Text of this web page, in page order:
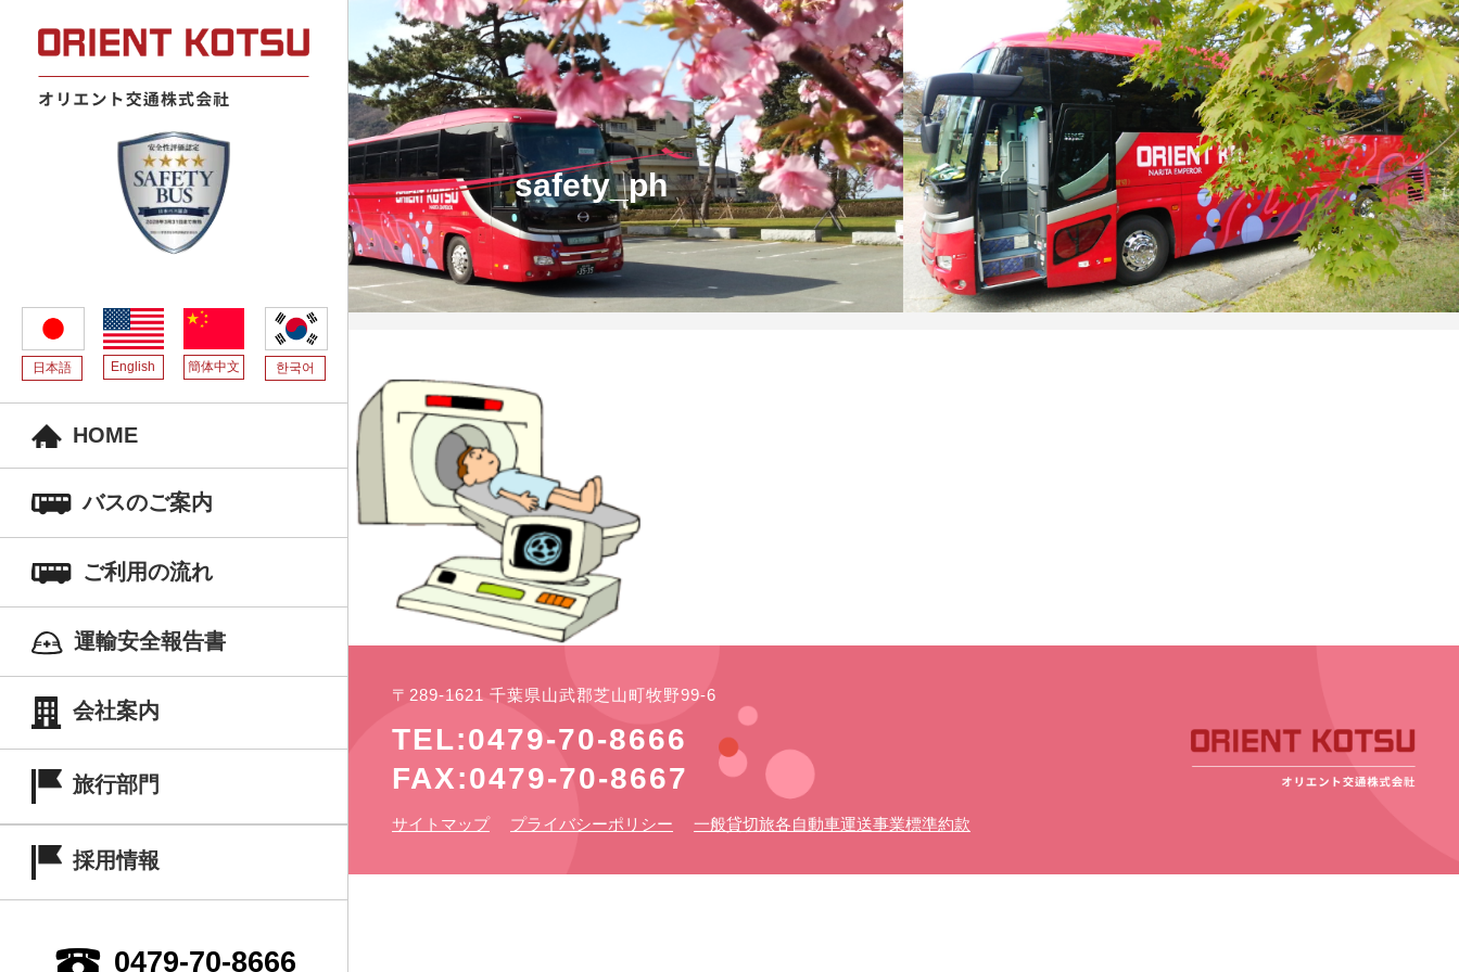
日本語 English 簡体中文 한국어
HOME
バスのご案内
ご利用の流れ
運輸安全報告書
会社案内
旅行部門
採用情報
0479-70-8666
safety_ph
〒289-1621 千葉県山武郡芝山町牧野99-6
TEL:0479-70-8666
FAX:0479-70-8667
サイトマップ プライバシーポリシー 一般貸切旅各自動車運送事業標準約款